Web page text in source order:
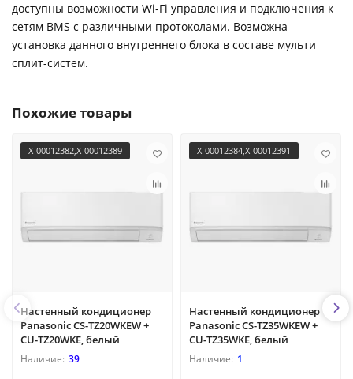
доступны возможности Wi-Fi управления и подключения к
сетям BMS с различными протоколами. Возможна
установка данного внутреннего блока в составе мульти
сплит-систем.
Похожие товары
X-00012382,X-00012389
Настенный кондиционер
Panasonic CS-TZ20WKEW +
CU-TZ20WKE, белый
39
X-00012384,X-00012391
Настенный кондиционер
Panasonic CS-TZ35WKEW +
CU-TZ35WKE, белый
1